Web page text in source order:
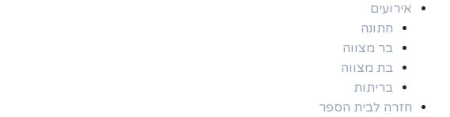
אירועים
חתונה
בר מצווה
בת מצווה
בריתות
חזרה לבית הספר